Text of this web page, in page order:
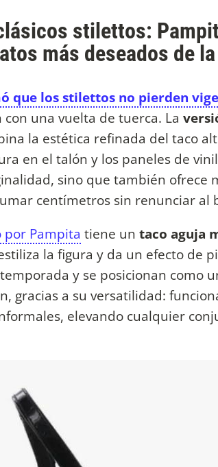
stilettos:
más deseados de
que los stilettos no pierden
una vuelta de tuerca. La
la estética refinada del taco
en el talón y los paneles de
sino que también ofrece
centímetros sin renunciar al
por Pampita tiene un taco aguja
la figura y da un efecto de
y se posicionan como
gracias a su versatilidad:
elevando cualquier